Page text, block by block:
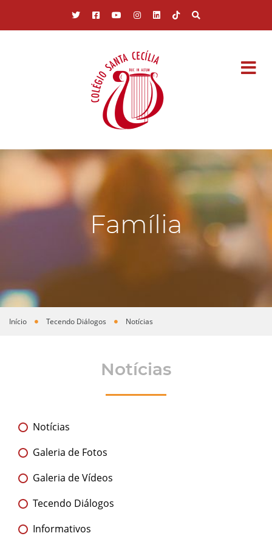
Família
Você está aqui
Início Tecendo Diálogos Notícias
Notícias
Notícias
Galeria de Fotos
Galeria de Vídeos
Tecendo Diálogos
Informativos